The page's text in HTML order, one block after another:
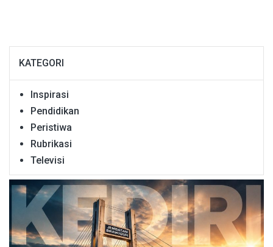
KATEGORI
Inspirasi
Pendidikan
Peristiwa
Rubrikasi
Televisi